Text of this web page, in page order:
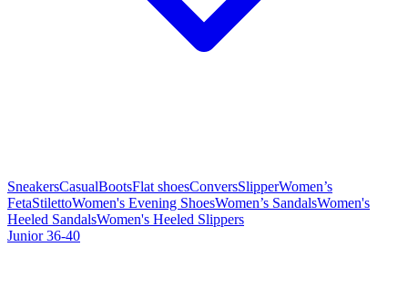
SneakersCasualBootsFlat shoesConversSlipperWomen’s
FetaStilettoWomen's Evening ShoesWomen’s SandalsWomen's
Heeled SandalsWomen's Heeled Slippers
Junior 36-40